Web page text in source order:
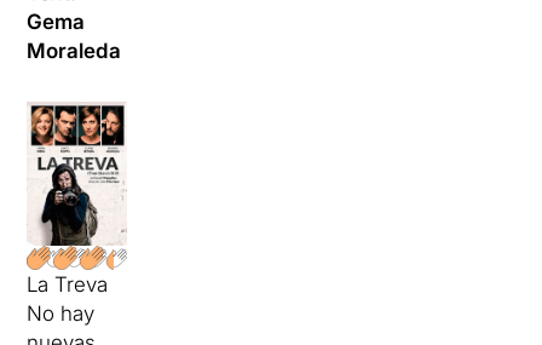
Gema
Moraleda
La Treva
No hay